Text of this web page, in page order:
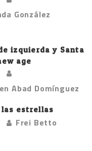
González
izquierda y Santa
age
Abad Domínguez
las estrellas
Frei Betto